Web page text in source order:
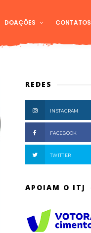
DOAÇÕES CONTATOS
REDES
INSTAGRAM
FACEBOOK
TWITTER
APOIAM O ITJ